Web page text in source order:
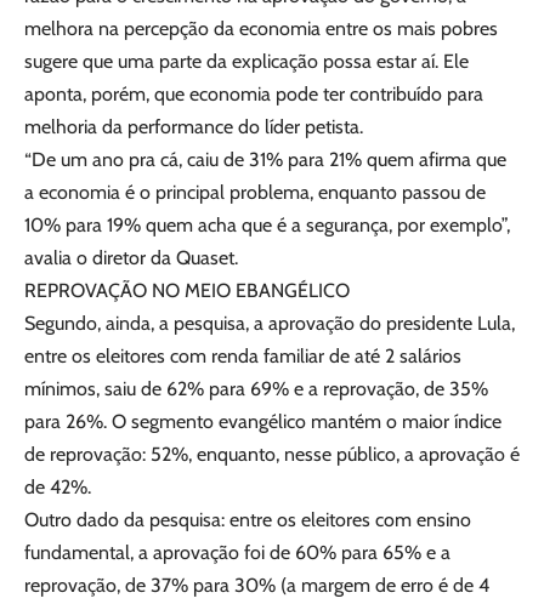
melhora na percepção da economia entre os mais pobres
sugere que uma parte da explicação possa estar aí. Ele
aponta, porém, que economia pode ter contribuído para
melhoria da performance do líder petista.
“De um ano pra cá, caiu de 31% para 21% quem afirma que
a economia é o principal problema, enquanto passou de
10% para 19% quem acha que é a segurança, por exemplo”,
avalia o diretor da Quaset.
REPROVAÇÃO NO MEIO EBANGÉLICO
Segundo, ainda, a pesquisa, a aprovação do presidente Lula,
entre os eleitores com renda familiar de até 2 salários
mínimos, saiu de 62% para 69% e a reprovação, de 35%
para 26%. O segmento evangélico mantém o maior índice
de reprovação: 52%, enquanto, nesse público, a aprovação é
de 42%.
Outro dado da pesquisa: entre os eleitores com ensino
fundamental, a aprovação foi de 60% para 65% e a
reprovação, de 37% para 30% (a margem de erro é de 4